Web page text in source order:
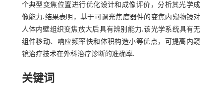
个典型变焦位置进行优化设计和成像评价，分析其光学成
像能力.结果表明，基于可调光焦度器件的变焦内窥物镜对
人体内壁组织变焦放大后具有辨别能力.该光学系统具有无
组件移动、响应频率快和体积构造小等优点，可提高内窥
镜治疗技术在外科治疗诊断的准确率.
关键词